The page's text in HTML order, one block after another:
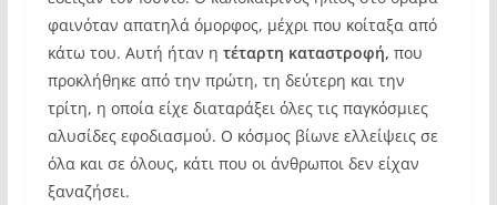
φαινόταν απατηλά όμορφος, μέχρι που κοίταξα από
κάτω του. Αυτή ήταν η τέταρτη καταστροφή, που
προκλήθηκε από την πρώτη, τη δεύτερη και την
τρίτη, η οποία είχε διαταράξει όλες τις παγκόσμιες
αλυσίδες εφοδιασμού. Ο κόσμος βίωνε ελλείψεις σε
όλα και σε όλους, κάτι που οι άνθρωποι δεν είχαν
ξαναζήσει.